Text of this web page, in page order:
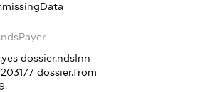
dossier.ndsInn
dossier.from